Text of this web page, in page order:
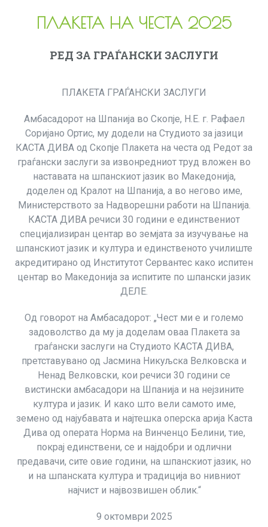
ПЛАКЕТА НА ЧЕСТА 2025
РЕД ЗА ГРАЃАНСКИ ЗАСЛУГИ
ПЛАКЕТА ГРАЃАНСКИ ЗАСЛУГИ
Амбасадорот на Шпанија во Скопје, Н.Е. г. Рафаел
Соријано Ортис, му додели на Студиото за јазици
КАСТА ДИВА од Скопје Плакета на честа од Редот за
граѓански заслуги за извонредниот труд вложен во
наставата на шпанскиот јазик во Македонија,
доделен од Кралот на Шпанија, а во негово име,
Министерството за Надворешни работи на Шпанија.
КАСТА ДИВА речиси 30 години е единствениот
специјализиран центар во земјата за изучување на
шпанскиот јазик и култура и единственото училиште
акредитирано од Институтот Сервантес како испитен
центар во Македонија за испитите по шпански јазик
ДЕЛЕ.
Од говорот на Амбасадорот: „Чест ми е и големо
задоволство да му ја доделам оваа Плакета за
граѓански заслуги на Студиото КАСТА ДИВА,
претставувано од Јасмина Никуљска Велковска и
Ненад Велковски, кои речиси 30 години се
вистински амбасадори на Шпанија и на нејзините
култура и јазик. И како што вели самото име,
земено од најубавата и најтешка оперска арија Каста
Дива од операта Норма на Винченцо Белини, тие,
покрај единствени, се и најдобри и одлични
предавачи, сите овие години, на шпанскиот јазик, но
и на шпанската култура и традиција во нивниот
најчист и највозвишен облик.“
9 октомври 2025